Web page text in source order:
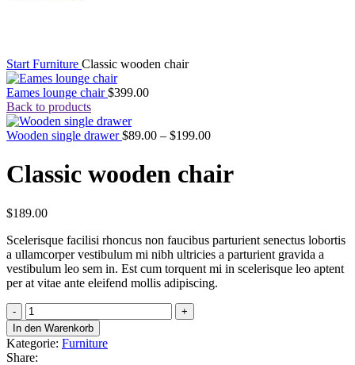
Start Furniture Classic wooden chair
Eames lounge chair$399.00
Back to products
Wooden single drawer$89.00 – $199.00Preisspanne:
bis
$199.00
Classic wooden chair
$189.00
Scelerisque facilisi rhoncus non faucibus parturient senectus lobortis
a ullamcorper vestibulum mi nibh ultricies a parturient gravida a
vestibulum leo sem in. Est cum torquent mi in scelerisque leo aptent
per at vitae ante eleifend mollis adipiscing.
Classic
wooden
chair
Menge
In den Warenkorb
Kategorie: Furniture
Share: